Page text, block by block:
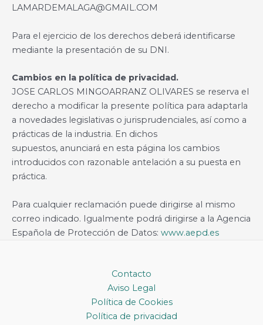
LAMARDEMALAGA@GMAIL.COM
Para el ejercicio de los derechos deberá identificarse
mediante la presentación de su DNI.
Cambios en la política de privacidad.
JOSE CARLOS MINGOARRANZ OLIVARES se reserva el
derecho a modificar la presente política para adaptarla
a novedades legislativas o jurisprudenciales, así como a
prácticas de la industria. En dichos
supuestos, anunciará en esta página los cambios
introducidos con razonable antelación a su puesta en
práctica.
Para cualquier reclamación puede dirigirse al mismo
correo indicado. Igualmente podrá dirigirse a la Agencia
Española de Protección de Datos: www.aepd.es
Contacto
Aviso Legal
Política de Cookies
Política de privacidad